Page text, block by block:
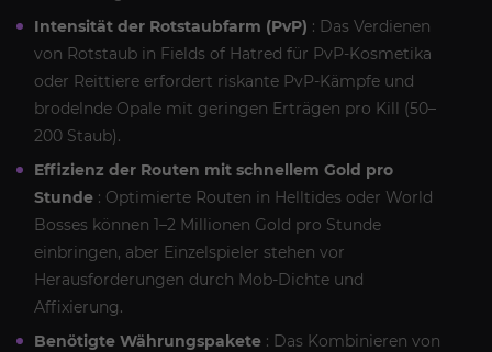
Intensität der Rotstaubfarm (PvP) : Das Verdienen
von Rotstaub in Fields of Hatred für PvP-Kosmetika
oder Reittiere erfordert riskante PvP-Kämpfe und
brodelnde Opale mit geringen Erträgen pro Kill (50–
200 Staub).
Effizienz der Routen mit schnellem Gold pro
Stunde : Optimierte Routen in Helltides oder World
Bosses können 1–2 Millionen Gold pro Stunde
einbringen, aber Einzelspieler stehen vor
Herausforderungen durch Mob-Dichte und
Affixierung.
Benötigte Währungspakete : Das Kombinieren von